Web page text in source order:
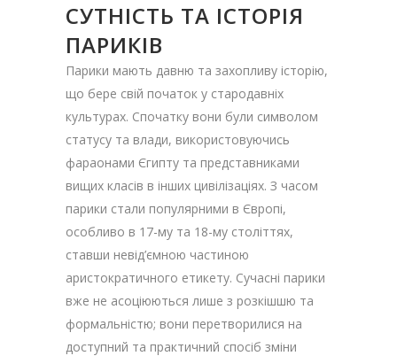
СУТНІСТЬ ТА ІСТОРІЯ
ПАРИКІВ
Парики мають давню та захопливу історію,
що бере свій початок у стародавніх
культурах. Спочатку вони були символом
статусу та влади, використовуючись
фараонами Єгипту та представниками
вищих класів в інших цивілізаціях. З часом
парики стали популярними в Європі,
особливо в 17-му та 18-му століттях,
ставши невід’ємною частиною
аристократичного етикету. Сучасні парики
вже не асоціюються лише з розкішшю та
формальністю; вони перетворилися на
доступний та практичний спосіб зміни